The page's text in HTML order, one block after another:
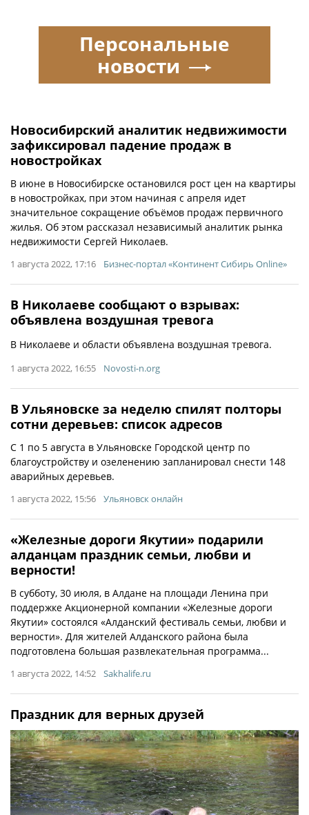
Новосибирский аналитик недвижимости
зафиксировал падение продаж в
новостройках
В июне в Новосибирске остановился рост цен на квартиры
в новостройках, при этом начиная с апреля идет
значительное сокращение объёмов продаж первичного
жилья. Об этом рассказал независимый аналитик рынка
недвижимости Сергей Николаев.
1 августа 2022, 17:16 Бизнес-портал «Континент Сибирь Online»
В Николаеве сообщают о взрывах:
объявлена воздушная тревога
В Николаеве и области объявлена воздушная тревога.
1 августа 2022, 16:55 Novosti-n.org
В Ульяновске за неделю спилят полторы
сотни деревьев: список адресов
C 1 по 5 августа в Ульяновске Городской центр по
благоустройству и озеленению запланировал снести 148
аварийных деревьев.
1 августа 2022, 15:56 Ульяновск онлайн
«Железные дороги Якутии» подарили
алданцам праздник семьи, любви и
верности!
В субботу, 30 июля, в Алдане на площади Ленина при
поддержке Акционерной компании «Железные дороги
Якутии» состоялся «Алданский фестиваль семьи, любви и
верности». Для жителей Алданского района была
подготовлена большая развлекательная программа...
1 августа 2022, 14:52 Sakhalife.ru
Праздник для верных друзей
Персональные
новости